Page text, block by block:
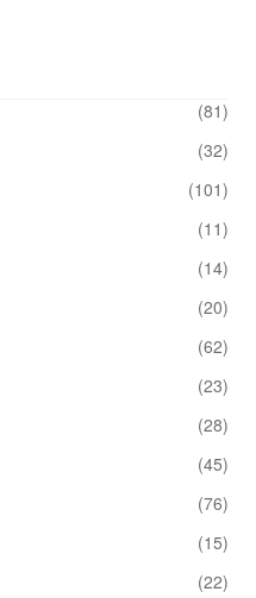
(81)
(32)
(101)
(11)
(14)
(20)
(62)
(23)
(28)
(45)
(76)
(15)
(22)